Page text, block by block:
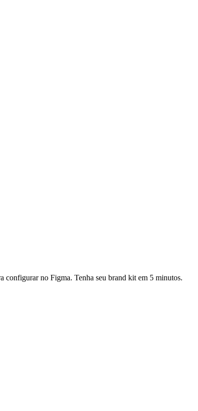
configurar no Figma. Tenha seu brand kit em 5 minutos.